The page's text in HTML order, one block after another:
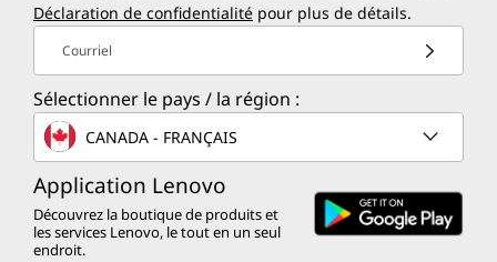
Déclaration de confidentialité pour plus de détails.
Courriel
Sélectionner le pays / la région :
CANADA - FRANÇAIS
Application Lenovo
Découvrez la boutique de produits et
les services Lenovo, le tout en un seul
endroit.